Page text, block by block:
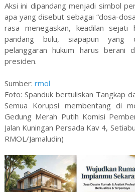
Aksi ini dipandang menjadi simbol
apa yang disebut sebagai “dosa-
rasa menegaskan, keadilan sejati
pandang bulu, siapapun yang
pelanggaran hukum harus berani
presiden.
Sumber: rmol
Foto: Spanduk bertuliskan Tangkap
Semua Korupsi membentang di
Gedung Merah Putih Komisi
Jalan Kuningan Persada Kav 4,
RMOL/Jamaludin)